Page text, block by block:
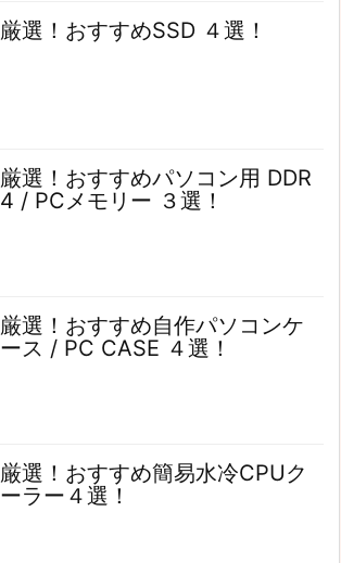
厳選！おすすめSSD ４選！
厳選！おすすめパソコン用 DDR
4 / PCメモリー ３選！
厳選！おすすめ自作パソコンケ
ース / PC CASE ４選！
厳選！おすすめ簡易水冷CPUク
ーラー４選！